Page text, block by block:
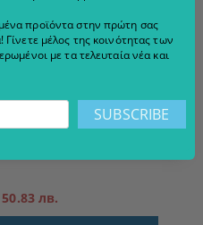
50.83 лв.
προϊόντα στην πρώτη σας
μέλος της κοινότητας των
με τα τελευταία νέα και